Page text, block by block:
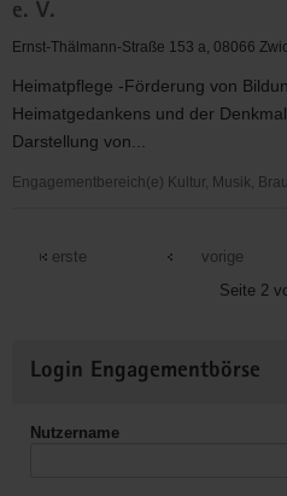
Zwickau
e.V.
e. V.
Ernst-Thälmann-Straße 153 a, 08066
Heimatpflege -Förderung von
Heimatgedankens und der
Darstellung von...
Engagementbereich(e) Kultur, Musik,
erste
vorige
Seite 2
Informationen
Login Engagementbörse
Nutzername